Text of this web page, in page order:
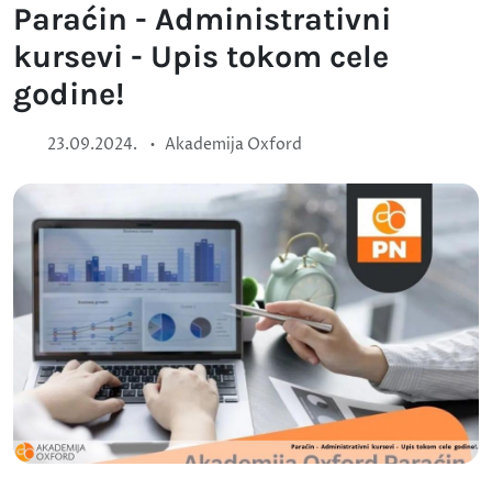
Paraćin - Administrativni
kursevi - Upis tokom cele
godine!
23.09.2024. • Akademija Oxford